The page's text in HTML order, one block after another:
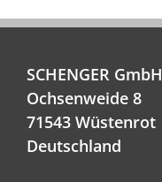
SCHENGER GmbH
Ochsenweide 8
71543 Wüstenrot
Deutschland